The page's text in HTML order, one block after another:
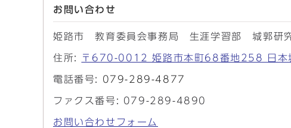
お問い合わせ
姫路市 教育委員会事務局 生涯学習部 城郭研
住所: 〒670-0012 姫路市本町68番地258 日本
電話番号: 079-289-4877
ファクス番号: 079-289-4890
お問い合わせフォーム